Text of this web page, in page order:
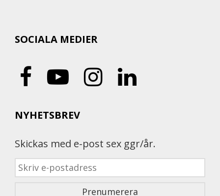
SOCIALA MEDIER
NYHETSBREV
Skickas med e-post sex ggr/år.